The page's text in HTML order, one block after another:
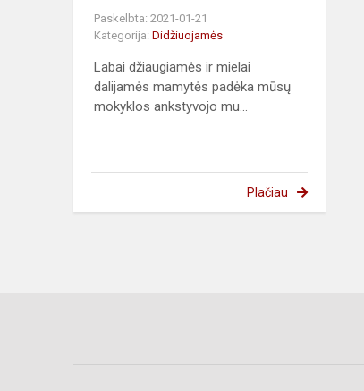
Paskelbta: 2021-01-21
Kategorija: Didžiuojamės
Labai džiaugiamės ir mielai
dalijamės mamytės padėka mūsų
mokyklos ankstyvojo mu...
Plačiau